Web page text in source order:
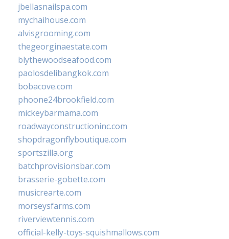
jbellasnailspa.com
mychaihouse.com
alvisgrooming.com
thegeorginaestate.com
blythewoodseafood.com
paolosdelibangkok.com
bobacove.com
phoone24brookfield.com
mickeybarmama.com
roadwayconstructioninc.com
shopdragonflyboutique.com
sportszilla.org
batchprovisionsbar.com
brasserie-gobette.com
musicrearte.com
morseysfarms.com
riverviewtennis.com
official-kelly-toys-squishmallows.com